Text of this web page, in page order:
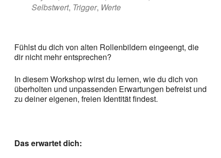
Selbstwert, Trigger, Werte
Fühlst du dich von alten Rollenbildern eingeengt, die
dir nicht mehr entsprechen?
In diesem Workshop wirst du lernen, wie du dich von
überholten und unpassenden Erwartungen befreist und
zu deiner eigenen, freien Identität findest.
Das erwartet dich: